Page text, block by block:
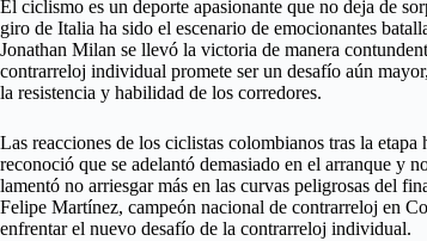
El ciclismo es un deporte apasionante que no deja de
giro de Italia ha sido el escenario de emocionantes
Jonathan Milan se llevó la victoria de manera
contrarreloj individual promete ser un desafío aún
la resistencia y habilidad de los corredores.
Las reacciones de los ciclistas colombianos tras la
reconoció que se adelantó demasiado en el arranque y
lamentó no arriesgar más en las curvas peligrosas del
Felipe Martínez, campeón nacional de contrarreloj en
enfrentar el nuevo desafío de la contrarreloj individual.